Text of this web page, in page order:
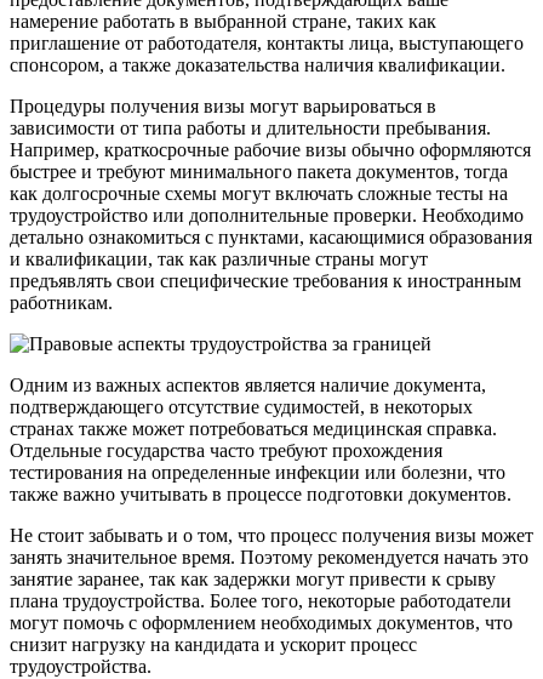
намерение работать в выбранной стране, таких как
приглашение от работодателя, контакты лица, выступающего
спонсором, а также доказательства наличия квалификации.
Процедуры получения визы могут варьироваться в
зависимости от типа работы и длительности пребывания.
Например, краткосрочные рабочие визы обычно оформляются
быстрее и требуют минимального пакета документов, тогда
как долгосрочные схемы могут включать сложные тесты на
трудоустройство или дополнительные проверки. Необходимо
детально ознакомиться с пунктами, касающимися образования
и квалификации, так как различные страны могут
предъявлять свои специфические требования к иностранным
работникам.
Одним из важных аспектов является наличие документа,
подтверждающего отсутствие судимостей, в некоторых
странах также может потребоваться медицинская справка.
Отдельные государства часто требуют прохождения
тестирования на определенные инфекции или болезни, что
также важно учитывать в процессе подготовки документов.
Не стоит забывать и о том, что процесс получения визы может
занять значительное время. Поэтому рекомендуется начать это
занятие заранее, так как задержки могут привести к срыву
плана трудоустройства. Более того, некоторые работодатели
могут помочь с оформлением необходимых документов, что
снизит нагрузку на кандидата и ускорит процесс
трудоустройства.